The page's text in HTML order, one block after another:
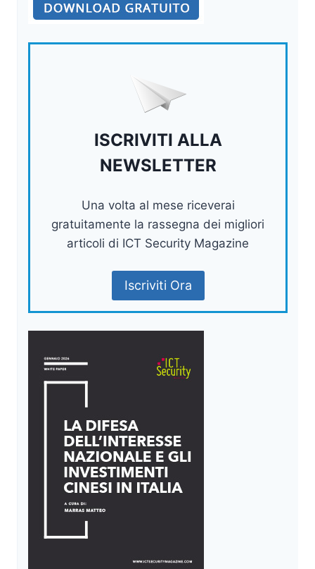
ISCRIVITI ALLA
NEWSLETTER
Una volta al mese riceverai
gratuitamente la rassegna dei migliori
articoli di ICT Security Magazine
Iscriviti Ora